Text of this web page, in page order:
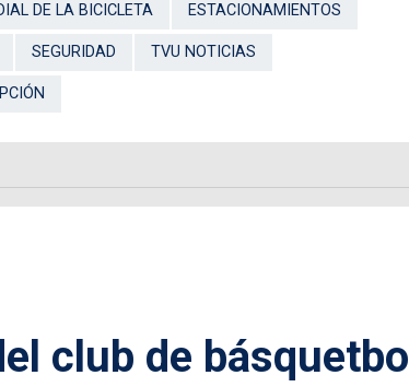
DE LA BICICLETA ESTACIONAMIENTOS
SEGURIDAD TVU NOTICIAS
club de básquetbol